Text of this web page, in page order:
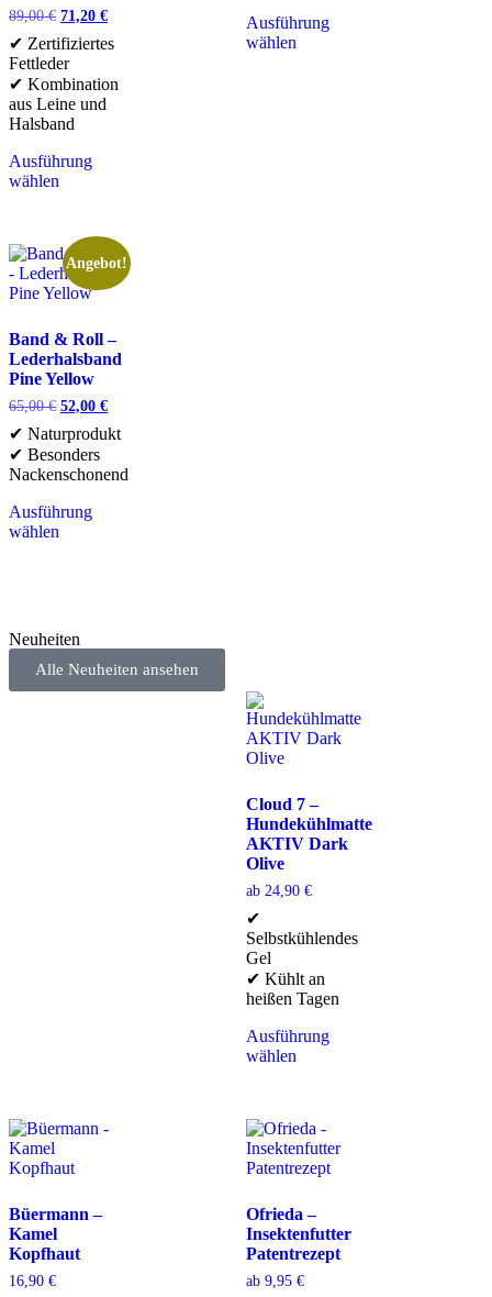
89,00€ 71,20 €
✔ Zertifiziertes
Fettleder
✔ Kombination
aus Leine und
Halsband
Ausführung
wählen
Ausführung
wählen
Angebot!
Band & Roll –
Lederhalsband
Pine Yellow
65,00€ 52,00 €
✔ Naturprodukt
✔ Besonders
Nackenschonend
Ausführung
wählen
Neuheiten
Alle Neuheiten ansehen
Cloud 7 –
Hundekühlmatte
AKTIV Dark
Olive
ab 24,90 €
✔
Selbstkühlendes
Gel
✔ Kühlt an
heißen Tagen
Ausführung
wählen
Büermann –
Kamel
Kopfhaut
16,90 €
Ofrieda –
Insektenfutter
Patentrezept
ab 9,95 €